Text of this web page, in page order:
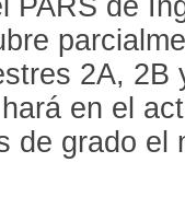
2A, 2B
en el
de grado el